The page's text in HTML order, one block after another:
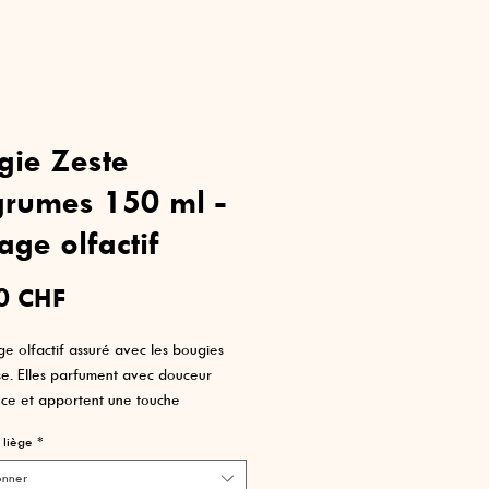
Zeste
150 ml -
olfactif
CHFPrix
olfactif assuré avec les bougies
Elles parfument avec douceur
et apportent une touche
composées à 100% de matières
liège *